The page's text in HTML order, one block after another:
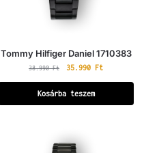
Tommy Hilfiger Daniel 1710383
38.990Ft 35.990 Ft
Kosárba teszem